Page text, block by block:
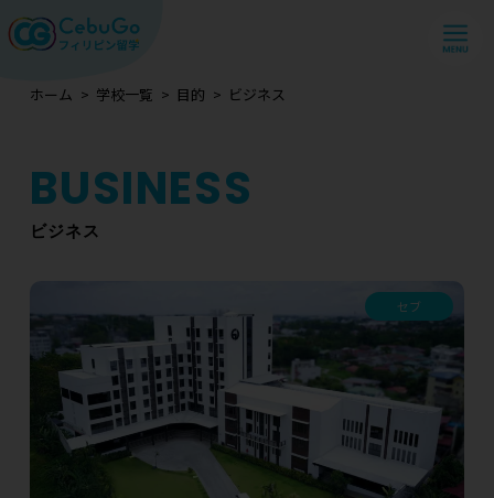
ホーム 学校一覧 目的 ビジネス
ビジネス
セブ